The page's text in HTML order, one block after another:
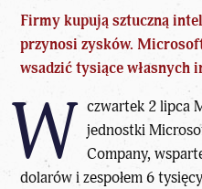
Firmy kupują sztuczną
przynosi zysków.
wsadzić tysiące
W czwartek 2 lipca
jednostki
Company,
dolarów i zespołem 6